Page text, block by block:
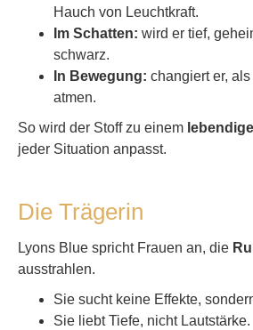
Hauch von Leuchtkraft.
Im Schatten: wird er tief,
schwarz.
In Bewegung: changiert er,
atmen.
So wird der Stoff zu einem
jeder Situation anpasst.
Die Trägerin
Lyons Blue spricht Frauen an, die
ausstrahlen.
Sie sucht keine Effekte,
Sie liebt Tiefe, nicht Lautstärke.